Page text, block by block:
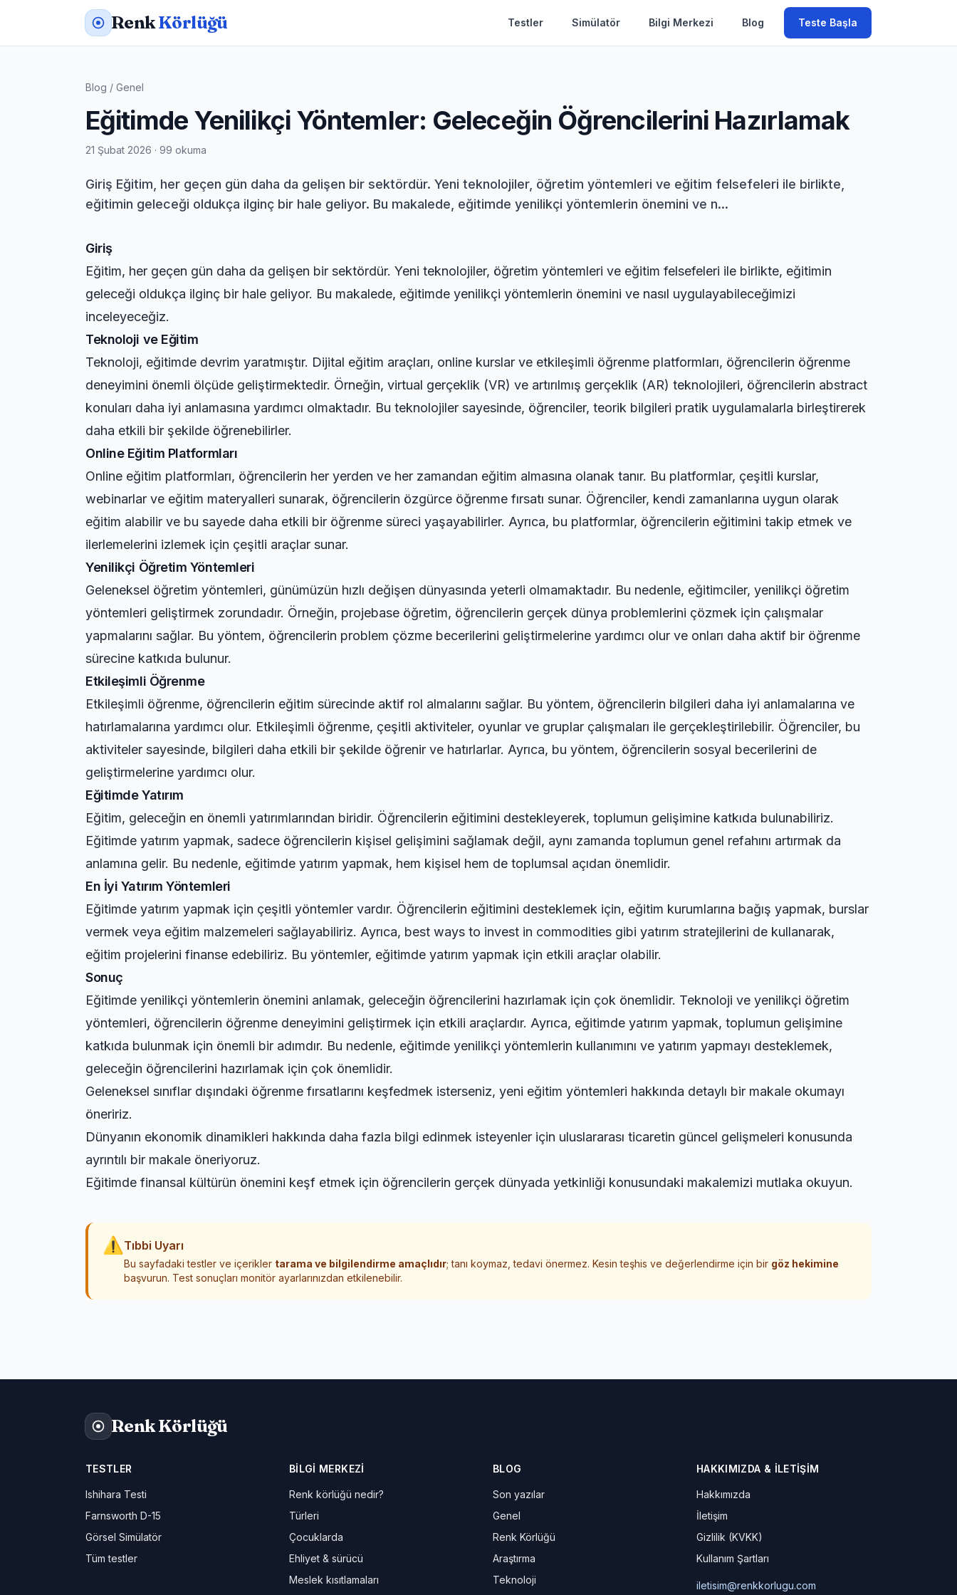
RenkKörlüğü Testler Simülatör Bilgi Merkezi Blog Teste Başla
Blog / Genel
Eğitimde Yenilikçi Yöntemler: Geleceğin Öğrencilerini Hazırlamak
21 Şubat 2026 · 99 okuma
Giriş Eğitim, her geçen gün daha da gelişen bir sektördür. Yeni teknolojiler, öğretim yöntemleri ve eğitim felsefeleri ile birlikte,
eğitimin geleceği oldukça ilginç bir hale geliyor. Bu makalede, eğitimde yenilikçi yöntemlerin önemini ve n...
Giriş
Eğitim, her geçen gün daha da gelişen bir sektördür. Yeni teknolojiler, öğretim yöntemleri ve eğitim felsefeleri ile birlikte, eğitimin
geleceği oldukça ilginç bir hale geliyor. Bu makalede, eğitimde yenilikçi yöntemlerin önemini ve nasıl uygulayabileceğimizi
inceleyeceğiz.
Teknoloji ve Eğitim
Teknoloji, eğitimde devrim yaratmıştır. Dijital eğitim araçları, online kurslar ve etkileşimli öğrenme platformları, öğrencilerin öğrenme
deneyimini önemli ölçüde geliştirmektedir. Örneğin, virtual gerçeklik (VR) ve artırılmış gerçeklik (AR) teknolojileri, öğrencilerin abstract
konuları daha iyi anlamasına yardımcı olmaktadır. Bu teknolojiler sayesinde, öğrenciler, teorik bilgileri pratik uygulamalarla birleştirerek
daha etkili bir şekilde öğrenebilirler.
Online Eğitim Platformları
Online eğitim platformları, öğrencilerin her yerden ve her zamandan eğitim almasına olanak tanır. Bu platformlar, çeşitli kurslar,
webinarlar ve eğitim materyalleri sunarak, öğrencilerin özgürce öğrenme fırsatı sunar. Öğrenciler, kendi zamanlarına uygun olarak
eğitim alabilir ve bu sayede daha etkili bir öğrenme süreci yaşayabilirler. Ayrıca, bu platformlar, öğrencilerin eğitimini takip etmek ve
ilerlemelerini izlemek için çeşitli araçlar sunar.
Yenilikçi Öğretim Yöntemleri
Geleneksel öğretim yöntemleri, günümüzün hızlı değişen dünyasında yeterli olmamaktadır. Bu nedenle, eğitimciler, yenilikçi öğretim
yöntemleri geliştirmek zorundadır. Örneğin, projebase öğretim, öğrencilerin gerçek dünya problemlerini çözmek için çalışmalar
yapmalarını sağlar. Bu yöntem, öğrencilerin problem çözme becerilerini geliştirmelerine yardımcı olur ve onları daha aktif bir öğrenme
sürecine katkıda bulunur.
Etkileşimli Öğrenme
Etkileşimli öğrenme, öğrencilerin eğitim sürecinde aktif rol almalarını sağlar. Bu yöntem, öğrencilerin bilgileri daha iyi anlamalarına ve
hatırlamalarına yardımcı olur. Etkileşimli öğrenme, çeşitli aktiviteler, oyunlar ve gruplar çalışmaları ile gerçekleştirilebilir. Öğrenciler, bu
aktiviteler sayesinde, bilgileri daha etkili bir şekilde öğrenir ve hatırlarlar. Ayrıca, bu yöntem, öğrencilerin sosyal becerilerini de
geliştirmelerine yardımcı olur.
Eğitimde Yatırım
Eğitim, geleceğin en önemli yatırımlarından biridir. Öğrencilerin eğitimini destekleyerek, toplumun gelişimine katkıda bulunabiliriz.
Eğitimde yatırım yapmak, sadece öğrencilerin kişisel gelişimini sağlamak değil, aynı zamanda toplumun genel refahını artırmak da
anlamına gelir. Bu nedenle, eğitimde yatırım yapmak, hem kişisel hem de toplumsal açıdan önemlidir.
En İyi Yatırım Yöntemleri
Eğitimde yatırım yapmak için çeşitli yöntemler vardır. Öğrencilerin eğitimini desteklemek için, eğitim kurumlarına bağış yapmak, burslar
vermek veya eğitim malzemeleri sağlayabiliriz. Ayrıca, best ways to invest in commodities gibi yatırım stratejilerini de kullanarak,
eğitim projelerini finanse edebiliriz. Bu yöntemler, eğitimde yatırım yapmak için etkili araçlar olabilir.
Sonuç
Eğitimde yenilikçi yöntemlerin önemini anlamak, geleceğin öğrencilerini hazırlamak için çok önemlidir. Teknoloji ve yenilikçi öğretim
yöntemleri, öğrencilerin öğrenme deneyimini geliştirmek için etkili araçlardır. Ayrıca, eğitimde yatırım yapmak, toplumun gelişimine
katkıda bulunmak için önemli bir adımdır. Bu nedenle, eğitimde yenilikçi yöntemlerin kullanımını ve yatırım yapmayı desteklemek,
geleceğin öğrencilerini hazırlamak için çok önemlidir.
Geleneksel sınıflar dışındaki öğrenme fırsatlarını keşfedmek isterseniz, yeni eğitim yöntemleri hakkında detaylı bir makale okumayı
öneririz.
Dünyanın ekonomik dinamikleri hakkında daha fazla bilgi edinmek isteyenler için uluslararası ticaretin güncel gelişmeleri konusunda
ayrıntılı bir makale öneriyoruz.
Eğitimde finansal kültürün önemini keşf etmek için öğrencilerin gerçek dünyada yetkinliği konusundaki makalemizi mutlaka okuyun.
⚠ Tıbbi Uyarı
Bu sayfadaki testler ve içerikler tarama ve bilgilendirme amaçlıdır; tanı koymaz, tedavi önermez. Kesin teşhis ve değerlendirme için bir göz hekimine
başvurun. Test sonuçları monitör ayarlarınızdan etkilenebilir.
Renk Körlüğü
TESTLER
Ishihara Testi
Farnsworth D-15
Görsel Simülatör
Tüm testler
BILGI MERKEZI
Renk körlüğü nedir?
Türleri
Çocuklarda
Ehliyet & sürücü
Meslek kısıtlamaları
BLOG
Son yazılar
Genel
Renk Körlüğü
Araştırma
Teknoloji
HAKKIMIZDA & İLETIŞIM
Hakkımızda
İletişim
Gizlilik (KVKK)
Kullanım Şartları
iletisim@renkkorlugu.com